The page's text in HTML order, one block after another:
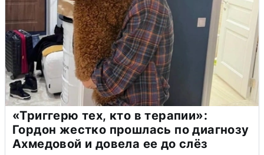
«Триггерю тех, кто в терапии»:
Гордон жестко прошлась по диагнозу
Ахмедовой и довела ее до слёз